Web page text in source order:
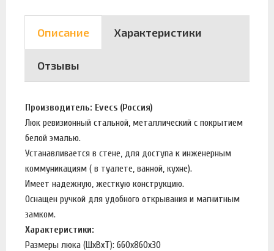
Описание Характеристики
Отзывы
Производитель: Evecs (Россия)
Люк ревизионный стальной, металлический с покрытием
белой эмалью.
Устанавливается в стене, для доступа к инженерным
коммуникациям ( в туалете, ванной, кухне).
Имеет надежную, жесткую конструкцию.
Оснащен ручкой для удобного открывания и магнитным
замком.
Характеристики:
Размеры люка (ШхВхТ): 660х860х30